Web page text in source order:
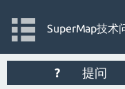
SuperMap技术
? 提问